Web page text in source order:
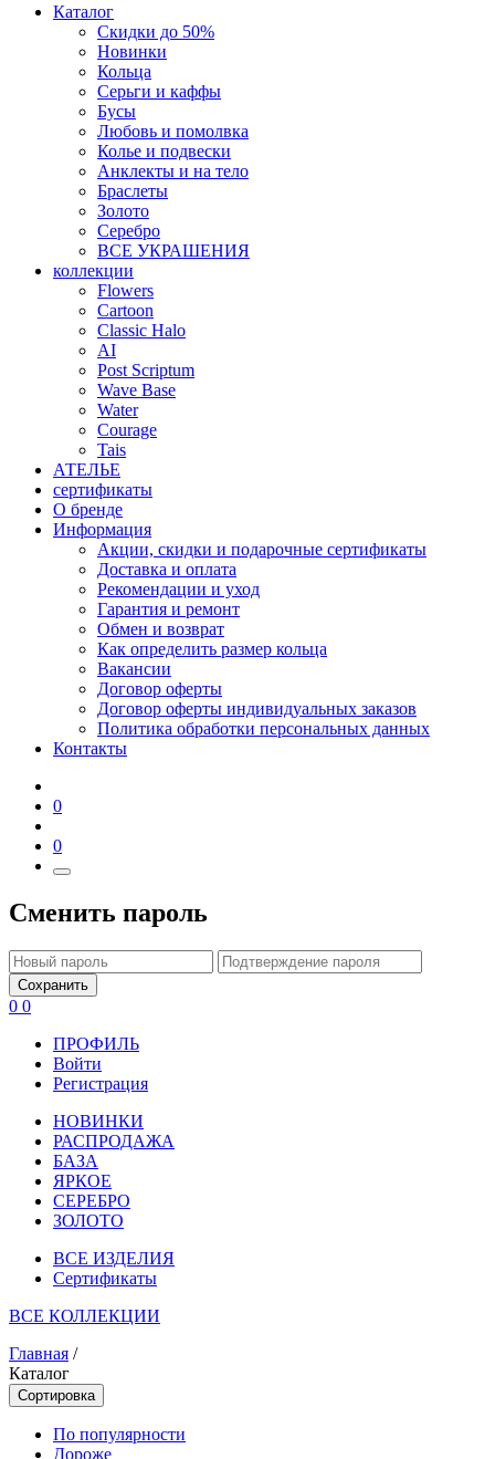
Каталог
Скидки до 50%
Новинки
Кольца
Серьги и каффы
Бусы
Любовь и помолвка
Колье и подвески
Анклекты и на тело
Браслеты
Золото
Серебро
ВСЕ УКРАШЕНИЯ
коллекции
Flowers
Cartoon
Classic Halo
AI
Post Scriptum
Wave Base
Water
Courage
Tais
АТЕЛЬЕ
сертификаты
О бренде
Информация
Акции, скидки и подарочные сертификаты
Доставка и оплата
Рекомендации и уход
Гарантия и ремонт
Обмен и возврат
Как определить размер кольца
Вакансии
Договор оферты
Договор оферты индивидуальных заказов
Политика обработки персональных данных
Контакты
0
0
Сменить пароль
Сохранить
0 0
ПРОФИЛЬ
Войти
Регистрация
НОВИНКИ
РАСПРОДАЖА
БАЗА
ЯРКОЕ
СЕРЕБРО
ЗОЛОТО
ВСЕ ИЗДЕЛИЯ
Сертификаты
ВСЕ КОЛЛЕКЦИИ
Главная /
Каталог
Сортировка
По популярности
Дороже